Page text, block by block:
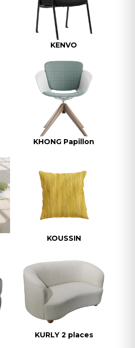
KENVO
KHONG Papillon
KOUSSIN
KURLY 2 places